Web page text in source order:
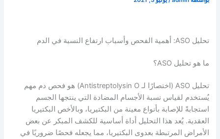
تحليل ASO: أهمية الفحص وأسباب ارتفاع النسبة في الدم
ما هو تحليل ASO؟
تحليل ASO (اختصارًا لـ Antistreptolysin O) هو فحص دم مهم
يُستخدم لقياس نسبة الأجسام المضادة التي ينتجها الجسم
استجابةً للإصابة بأنواع معينة من البكتيريا، وبالأخص البكتيريا
العقدية. يُعد هذا التحليل أداة أساسية للكشف المبكر عن بعض
الأمراض المرتبطة بعدوى البكتيريا، مما يجعله فحصًا ضروريًا في